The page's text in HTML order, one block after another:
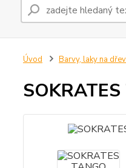
Úvod Barvy, laky na